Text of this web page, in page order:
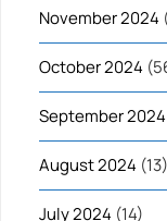
November 2024
October 2024
September 2024
August 2024 (13)
July 2024 (14)